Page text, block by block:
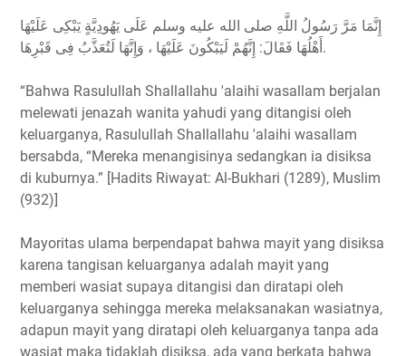
إِنَّمَا مَرَّ رَسُولُ اللَّهِ صلى الله عليه وسلم عَلَى يَهُودِيَّةٍ يَبْكِى عَلَيْهَا
أَهْلُهَا فَقَالَ: إِنَّهُمْ لَيَبْكُونَ عَلَيْهَا ، وَإِنَّهَا لَتُعَذَّبُ فِى قَبْرِهَا.
“Bahwa Rasulullah Shallallahu 'alaihi wasallam berjalan
melewati jenazah wanita yahudi yang ditangisi oleh
keluarganya, Rasulullah Shallallahu 'alaihi wasallam
bersabda, “Mereka menangisinya sedangkan ia disiksa
di kuburnya.” [Hadits Riwayat: Al-Bukhari (1289), Muslim
(932)]
Mayoritas ulama berpendapat bahwa mayit yang disiksa
karena tangisan keluarganya adalah mayit yang
memberi wasiat supaya ditangisi dan diratapi oleh
keluarganya sehingga mereka melaksanakan wasiatnya,
adapun mayit yang diratapi oleh keluarganya tanpa ada
wasiat maka tidaklah disiksa, ada yang berkata bahwa